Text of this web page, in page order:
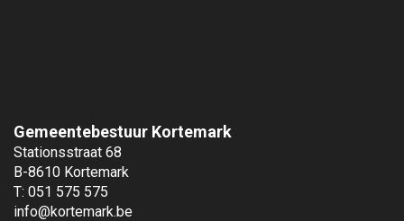
Gemeentebestuur Kortemark
Stationsstraat 68
B-8610 Kortemark
T: 051 575 575
info@kortemark.be